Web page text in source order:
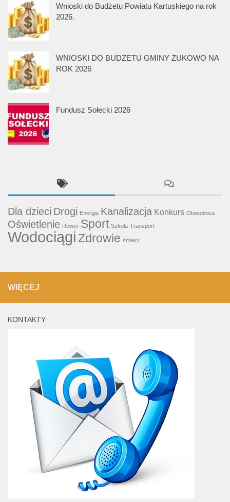
Wnioski do Budżetu Powiatu Kartuskiego na rok
2026.
WNIOSKI DO BUDŻETU GMINY ŻUKOWO NA
ROK 2026
Fundusz Sołecki 2026
Dla dzieci Drogi Energia Kanalizacja Konkurs Obwodnica
Oświetlenie Rower Sport Szkoła Transport
WodociągiZdrowie śmieci
WIĘCEJ
KONTAKTY